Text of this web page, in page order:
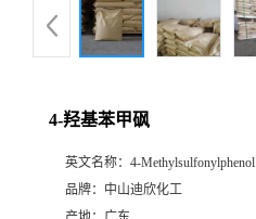
厅4-羟基苯甲砜
英文名称： 4-Methylsulfonylphenol
品牌： 中山迪欣化工